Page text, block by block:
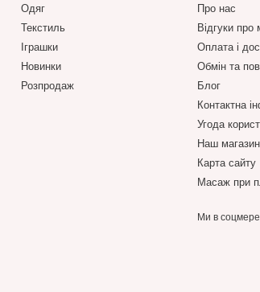
Одяг
Текстиль
Іграшки
Новинки
Розпродаж
Про нас
Відгуки про
Оплата і
Обмін та
Блог
Контактна
Угода
Наш
Карта сайту
Масаж при
Ми в